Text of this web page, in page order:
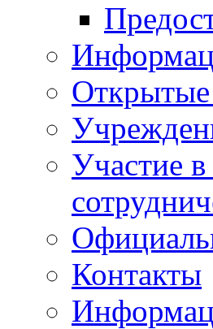
Участие
Контакты